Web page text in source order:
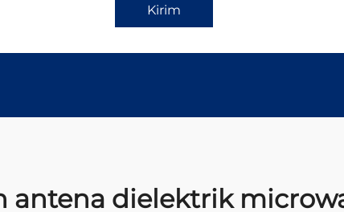
Kirim
antena dielektrik